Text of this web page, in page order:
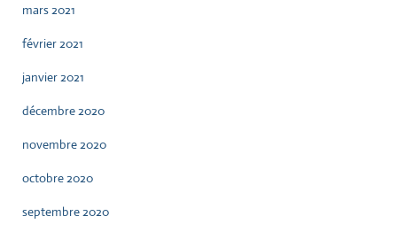
mars 2021
février 2021
janvier 2021
décembre 2020
novembre 2020
octobre 2020
septembre 2020